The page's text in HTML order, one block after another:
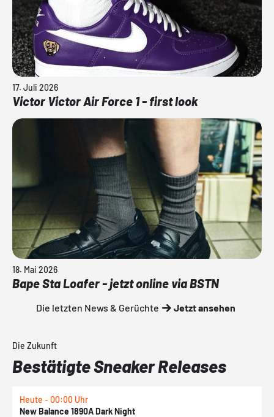
17. Juli 2026
Victor Victor Air Force 1 - first look
18. Mai 2026
Bape Sta Loafer - jetzt online via BSTN
Die letzten News & Gerüchte Jetzt ansehen
Die Zukunft
Bestätigte Sneaker Releases
Heute - 00:00 Uhr
New Balance 1890A Dark Night